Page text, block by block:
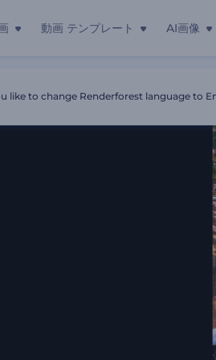
動画 テンプレート AI画像
like to change Renderforest language to